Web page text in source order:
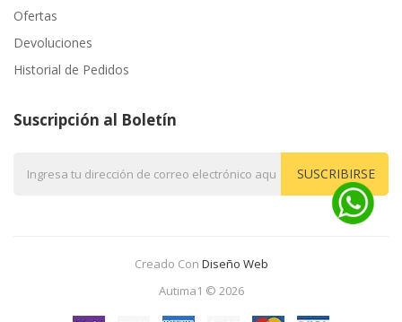
Ofertas
Devoluciones
Historial de Pedidos
Suscripción al Boletín
SUSCRIBIRSE
Creado Con Diseño Web
Autima1 © 2026